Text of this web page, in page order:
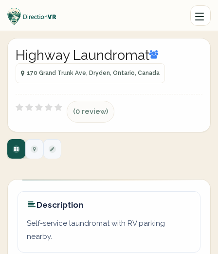
Highway Laundromat
170 Grand Trunk Ave, Dryden, Ontario, Canada
(0 review)
Description
Self-service laundromat with RV parking
nearby.